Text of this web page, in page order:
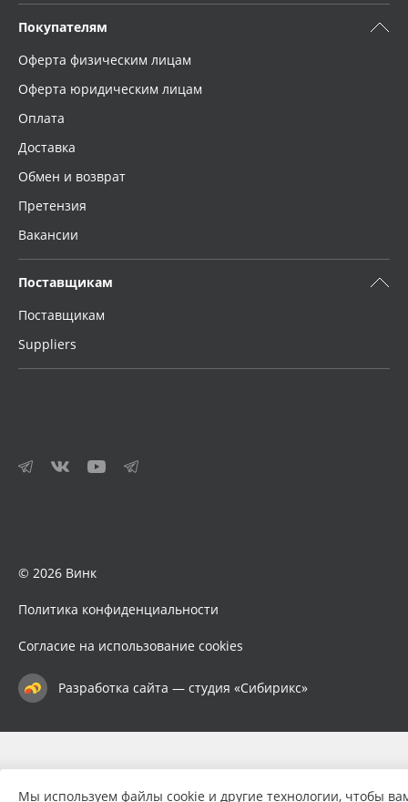
Покупателям
Оферта физическим лицам
Оферта юридическим лицам
Оплата
Доставка
Обмен и возврат
Претензия
Вакансии
Поставщикам
Поставщикам
Suppliers
© 2026 Винк
Политика конфиденциальности
Согласие на использование cookies
Разработка сайта — студия «Сибирикс»
Мы используем файлы cookie и другие технологии, чтобы